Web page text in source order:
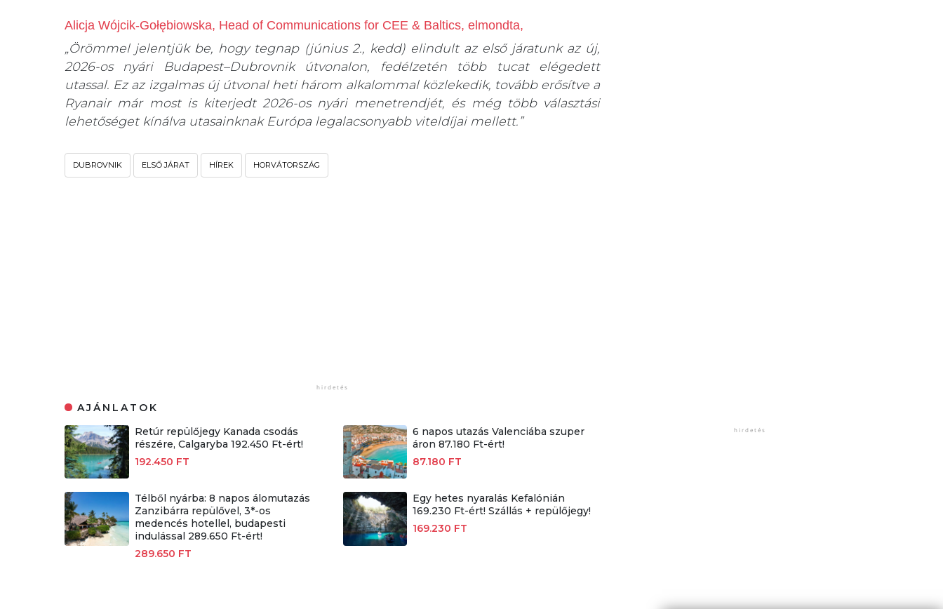
Alicja Wójcik-Gołębiowska, Head of Communications for CEE & Baltics, elmondta,
„Örömmel jelentjük be, hogy tegnap (június 2., kedd) elindult az első járatunk az új,
2026-os nyári Budapest–Dubrovnik útvonalon, fedélzetén több tucat elégedett
utassal. Ez az izgalmas új útvonal heti három alkalommal közlekedik, tovább erősítve a
Ryanair már most is kiterjedt 2026-os nyári menetrendjét, és még több választási
lehetőséget kínálva utasainknak Európa legalacsonyabb viteldíjai mellett.”
DUBROVNIK ELSŐ JÁRAT HÍREK HORVÁTORSZÁG
AJÁNLATOK
Retúr repülőjegy Kanada csodás
részére, Calgaryba 192.450 Ft-ért!
192.450 FT
6 napos utazás Valenciába szuper
áron 87.180 Ft-ért!
87.180 FT
Télből nyárba: 8 napos álomutazás
Zanzibárra repülővel, 3*-os
medencés hotellel, budapesti
indulással 289.650 Ft-ért!
289.650 FT
Egy hetes nyaralás Kefalónián
169.230 Ft-ért! Szállás + repülőjegy!
169.230 FT